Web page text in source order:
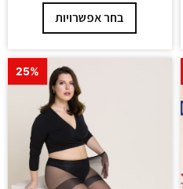
בחר אפשרויות
25%